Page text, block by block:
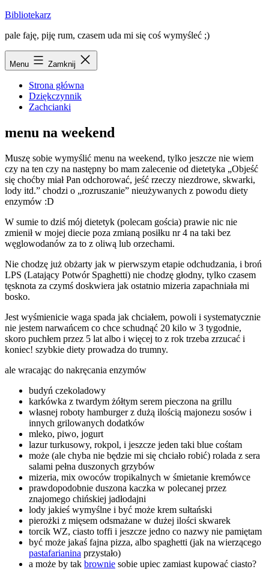
Przejdź
treści
Bibliotekarz
pale faję, piję rum, czasem uda mi się coś wymyśleć ;)
Menu Zamknij
Strona główna
Dziękczynnik
Zachcianki
menu na weekend
Muszę sobie wymyślić menu na weekend, tylko jeszcze nie wiem
czy na ten czy na następny bo mam zalecenie od dietetyka „Objeść
się choćby miał Pan odchorować, jeść rzeczy niezdrowe, skwarki,
lody itd.” chodzi o „rozruszanie” nieużywanych z powodu diety
enzymów :D
W sumie to dziś mój dietetyk (polecam gościa) prawie nic nie
zmienił w mojej diecie poza zmianą posiłku nr 4 na taki bez
węglowodanów za to z oliwą lub orzechami.
Nie chodzę już obżarty jak w pierwszym etapie odchudzania, i broń
LPS (Latający Potwór Spaghetti) nie chodzę głodny, tylko czasem
tęsknota za czymś doskwiera jak ostatnio mizeria zapachniała mi
bosko.
Jest wyśmienicie waga spada jak chciałem, powoli i systematycznie
nie jestem narwańcem co chce schudnąć 20 kilo w 3 tygodnie,
skoro puchłem przez 5 lat albo i więcej to z rok trzeba zrzucać i
koniec! szybkie diety prowadza do trumny.
ale wracając do nakręcania enzymów
budyń czekoladowy
karkówka z twardym żółtym serem pieczona na grillu
własnej roboty hamburger z dużą ilością majonezu sosów i
innych grilowanych dodatków
mleko, piwo, jogurt
lazur turkusowy, rokpol, i jeszcze jeden taki blue cośtam
może (ale chyba nie będzie mi się chciało robić) rolada z sera
salami pełna duszonych grzybów
mizeria, mix owoców tropikalnych w śmietanie kremówce
prawdopodobnie duszona kaczka w polecanej przez
znajomego chińskiej jadłodajni
lody jakieś wymyślne i być może krem sułtański
pierożki z mięsem odsmażane w dużej ilości skwarek
torcik WZ, ciasto toffi i jeszcze jedno co nazwy nie pamiętam
być może jakaś fajna pizza, albo spaghetti (jak na wierzącego
pastafarianina przystało)
a może by tak brownie sobie upiec zamiast kupować ciasto?